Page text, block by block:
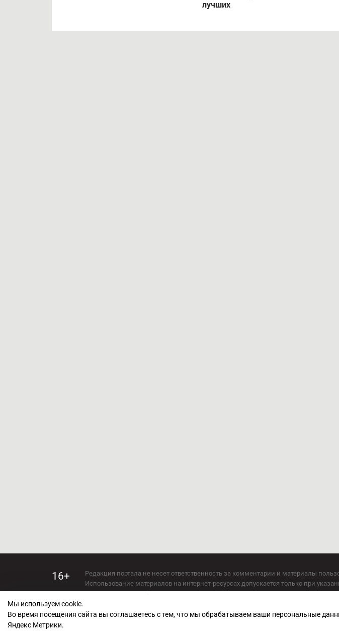
лучших
16+
Редакция портала не несет ответственность за комментарии и материалы
Использование материалов на интернет-ресурсах допускается только при
Использование любых материалов настоящего СМИ допускается только при
СМИ зарегистрировано Федеральной службой по надзору в сфере связи,
Мы используем cookie.
Во время посещения сайта вы соглашаетесь с тем, что мы обрабатываем ваши персональные
Яндекс Метрики.